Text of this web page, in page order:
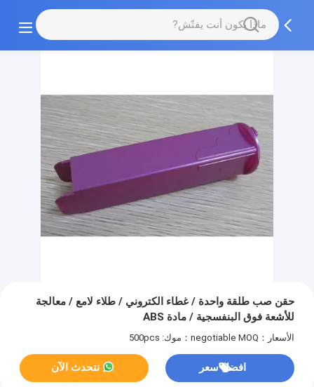
حقن صب طلقة واحدة / غطاء الكتروني / طلاء لامع / معالجة
للأشعة فوق البنفسجية / مادة ABS
الأسعار：negotiable MOQ：موك: 500pcs
افضل سعر نتحدث الآن